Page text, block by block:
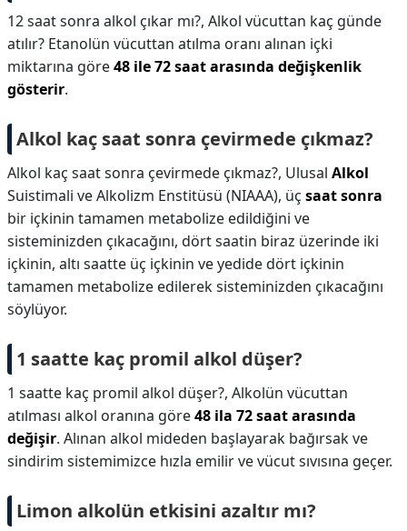
12 saat sonra alkol çıkar mı?, Alkol vücuttan kaç günde
atılır? Etanolün vücuttan atılma oranı alınan içki
miktarına göre48 ile 72 saat arasında değişkenlik
gösterir.
Alkol kaç saat sonra çevirmede çıkmaz?
Alkol kaç saat sonra çevirmede çıkmaz?, Ulusal Alkol
Suistimali ve Alkolizm Enstitüsü (NIAAA), üç saat sonra
bir içkinin tamamen metabolize edildiğini ve
sisteminizden çıkacağını, dört saatin biraz üzerinde iki
içkinin, altı saatte üç içkinin ve yedide dört içkinin
tamamen metabolize edilerek sisteminizden çıkacağını
söylüyor.
1 saatte kaç promil alkol düşer?
1 saatte kaç promil alkol düşer?, Alkolün vücuttan
atılması alkol oranına göre48 ila 72 saat arasında
değişir. Alınan alkol mideden başlayarak bağırsak ve
sindirim sistemimizce hızla emilir ve vücut sıvısına geçer.
Limon alkolün etkisini azaltır mı?